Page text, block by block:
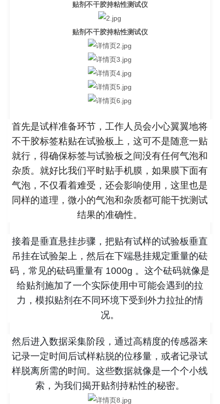
贴剂不干胶持粘性测试仪
贴剂不干胶持粘性测试仪
首先是试样准备环节，工作人员会小心翼翼地将
不干胶标签粘贴在试验板上，这可不是随意一贴
就行，得确保标签与试验板之间没有任何气泡和
杂质。就好比我们平时贴手机膜，如果膜下面有
气泡，不仅看着难受，还会影响使用，这里也是
同样的道理，微小的气泡和杂质都可能干扰测试
结果的准确性。
接着是垂直悬挂步骤，把贴有试样的试验板垂直
吊挂在试验架上，然后在下端悬挂规定重量的砝
码，常见的砝码重量有 1000g 。这个砝码就像是
给贴剂施加了一个实际使用中可能会遇到的拉
力，模拟贴剂在不同环境下受到外力拉扯的情
况。
然后进入数据采集阶段，通过高精度的传感器来
记录一定时间后试样粘脱的位移量，或者记录试
样脱离所需的时间。这些数据就像是一个个小线
索，为我们揭开贴剂持粘性的秘密。